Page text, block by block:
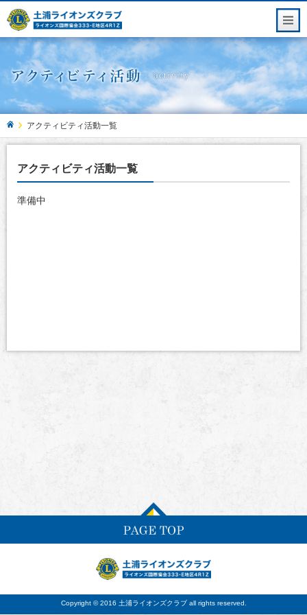
アクティビティ活動一覧
アクティビティ活動一覧
準備中
Copyright © 2016 土浦ライオンズクラブ all rights reserved.